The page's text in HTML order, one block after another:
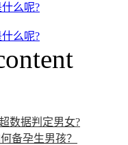
么呢?
么呢?
数据判定男女?
备孕生男孩？